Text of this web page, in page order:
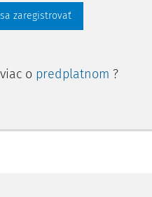
zaregistrovať
o predplatnom ?